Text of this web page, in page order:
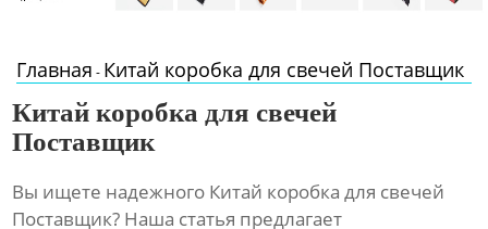
Главная - Китай коробка для свечей Поставщик
Китай коробка для свечей
Поставщик
Вы ищете надежного Китай коробка для свечей
Поставщик? Наша статья предлагает